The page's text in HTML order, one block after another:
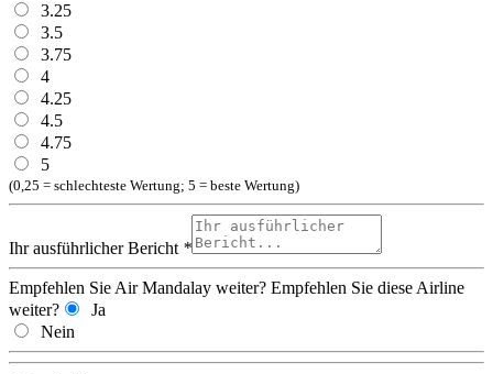
3.25
3.5
3.75
4
4.25
4.5
4.75
5
(0,25 = schlechteste Wertung; 5 = beste Wertung)
Ihr ausführlicher Bericht *
Empfehlen Sie Air Mandalay weiter? Empfehlen Sie diese Airline
weiter?
Ja
Nein